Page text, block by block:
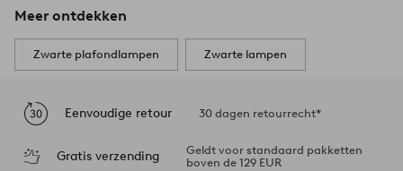
Meer ontdekken
Zwarte plafondlampen Zwarte lampen
Eenvoudige retour 30 dagen retourrecht*
Gratis verzending
Geldt voor standaard pakketten
boven de 129 EUR